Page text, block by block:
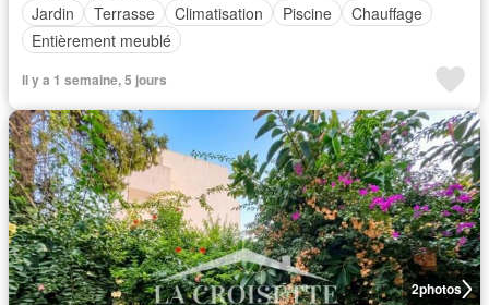
Jardin
Terrasse Climatisation Piscine
Chauffage
Entièrement meublé
Il y a 1 semaine, 5 jours
2photos